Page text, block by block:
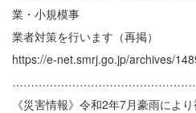
業・小規模事
業者対策を行います（再掲）
https://e-net.smrj.go.jp/archives/
《災害情報》令和2年7月豪雨によ